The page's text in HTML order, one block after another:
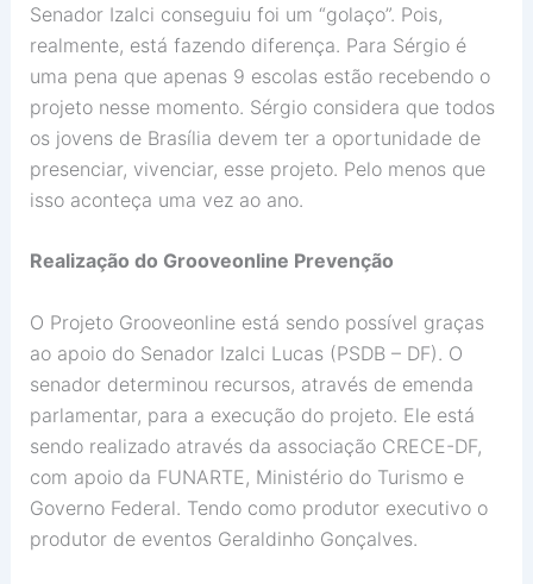
Senador Izalci conseguiu foi um “golaço”. Pois,
realmente, está fazendo diferença. Para Sérgio é
uma pena que apenas 9 escolas estão recebendo o
projeto nesse momento. Sérgio considera que todos
os jovens de Brasília devem ter a oportunidade de
presenciar, vivenciar, esse projeto. Pelo menos que
isso aconteça uma vez ao ano.
Realização do Grooveonline Prevenção
O Projeto Grooveonline está sendo possível graças
ao apoio do Senador Izalci Lucas (PSDB – DF). O
senador determinou recursos, através de emenda
parlamentar, para a execução do projeto. Ele está
sendo realizado através da associação CRECE-DF,
com apoio da FUNARTE, Ministério do Turismo e
Governo Federal. Tendo como produtor executivo o
produtor de eventos Geraldinho Gonçalves.